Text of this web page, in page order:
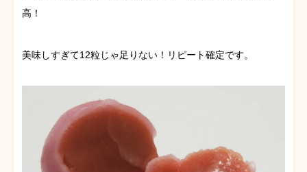
高！
美味しすぎて12粒じゃ足りない！リピート確定です。